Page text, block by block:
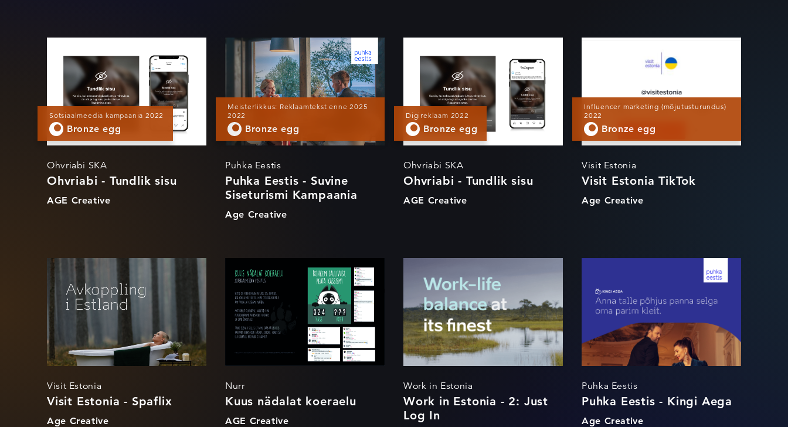
sisu
Sotsiaalmeedia kampaania 2022
Bronze egg
Ohvriabi SKA
Ohvriabi - Tundlik sisu
AGE Creative
Puhka Eestis -
Suvine Siseturismi
Kampaania
Meisterlikkus: Reklaamtekst enne 2025
2022
Bronze egg
Puhka Eestis
Puhka Eestis - Suvine
Siseturismi Kampaania
Age Creative
sisu
Digireklaam 2022
Bronze egg
Ohvriabi SKA
Ohvriabi - Tundlik sisu
AGE Creative
Influencer marketing (mõjutusturundus)
2022
Bronze egg
Visit Estonia
Visit Estonia TikTok
Age Creative
Visit Estonia -
Spaflix
Visit Estonia
Visit Estonia - Spaflix
Age Creative
Kuus nädalat
koeraelu
Nurr
Kuus nädalat koeraelu
AGE Creative
2: Just Log In
Work in Estonia
Work in Estonia - 2: Just
Log In
Kingi Aega
Puhka Eestis
Puhka Eestis - Kingi Aega
Age Creative